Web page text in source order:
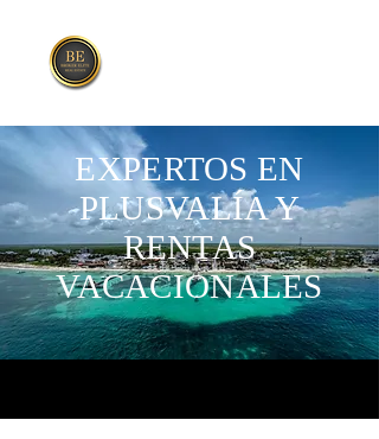
EXPERTOS EN
PLUSVALÍA Y
RENTAS
VACACIONALES